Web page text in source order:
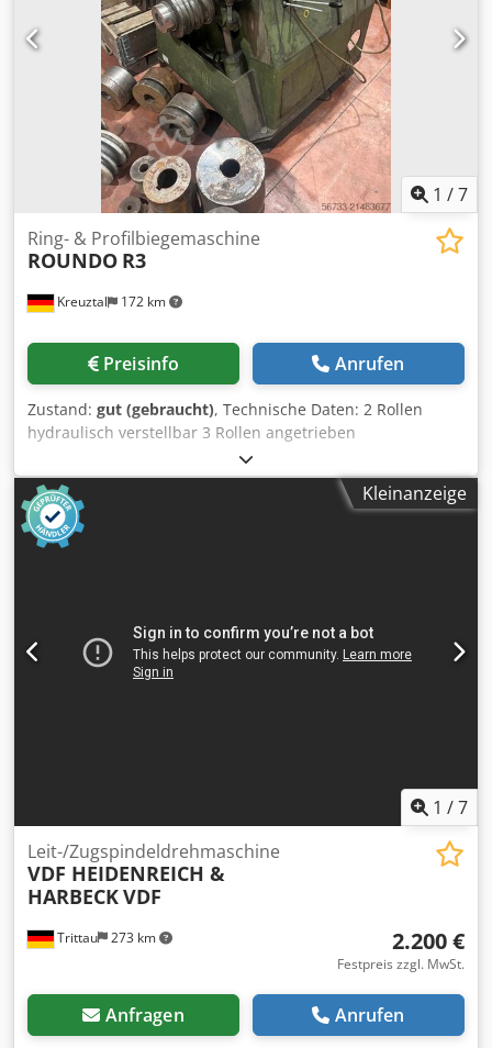
Spindelaufnahme DIN 55029/8 12 Spindeldrehzahlen 30 –
1500 U/min. Dcsdpfoyyv N Usx Anuok Querschlittenweg
365 mm Oberschlittenweg 165 mm Antriebsleistung 5.5 kW
Leistung Kühlmittelmotor 0.06 kW Gewicht 1805 kg
1 /7
Kreuztal 172 km
Ring- & Profilbiegemaschine
ROUNDO R3
Preisinfo Anrufen
Zustand: gut (gebraucht), Technische Daten: 2 Rollen
hydraulisch verstellbar 3 Rollen angetrieben
Rollendurchmesser: 225 mm Wellendurchmesser: 75 mm
Rundstahl: Durchmesser 50 mm Vierkantstahl: 45 x 45 mm
Flachstahl: 200 x 20 mm Winkelstahl: 75 x 15 mm
Biegegeschwindigkeit: 7 m/Min. Motorleistung: 4 kW
Maschine kann horizontal oder vertikal arbeiten
Schreib- oder Datenübermittlungsfehler. Die Maschine ist
in Optik, Technik und Verschleiß dem Alter entsprechend;
gebrauchte Maschinen werden ohne jegliche
Kleinanzeige
1 /7
Trittau 273 km
Leit-/Zugspindeldrehmaschine
VDF HEIDENREICH &
HARBECKVDF
2.200 €
Festpreis zzgl. MwSt.
Anfragen Anrufen